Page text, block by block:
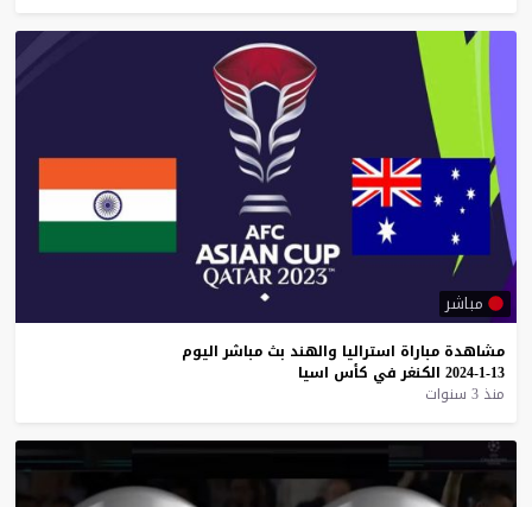
مباشر
مشاهدة مباراة استراليا والهند بث مباشر اليوم
13-1-2024
الكنغر في كأس اسيا
منذ 3 سنوات